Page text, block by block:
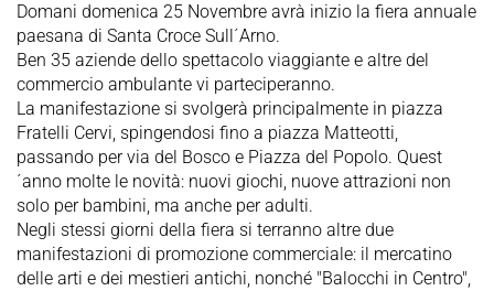
Domani domenica 25 Novembre avrà inizio la fiera annuale
paesana di Santa Croce Sull´Arno.
Ben 35 aziende dello spettacolo viaggiante e altre del
commercio ambulante vi parteciperanno.
La manifestazione si svolgerà principalmente in piazza
Fratelli Cervi, spingendosi fino a piazza Matteotti,
passando per via del Bosco e Piazza del Popolo. Quest
´anno molte le novità: nuovi giochi, nuove attrazioni non
solo per bambini, ma anche per adulti.
Negli stessi giorni della fiera si terranno altre due
manifestazioni di promozione commerciale: il mercatino
delle arti e dei mestieri antichi, nonché "Balocchi in Centro",